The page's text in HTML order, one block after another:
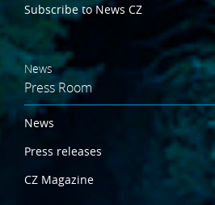
Subscribe to News CZ
News
Press Room
News
Press releases
CZ Magazine